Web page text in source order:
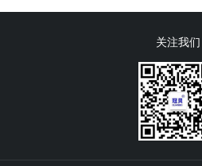
关注我们